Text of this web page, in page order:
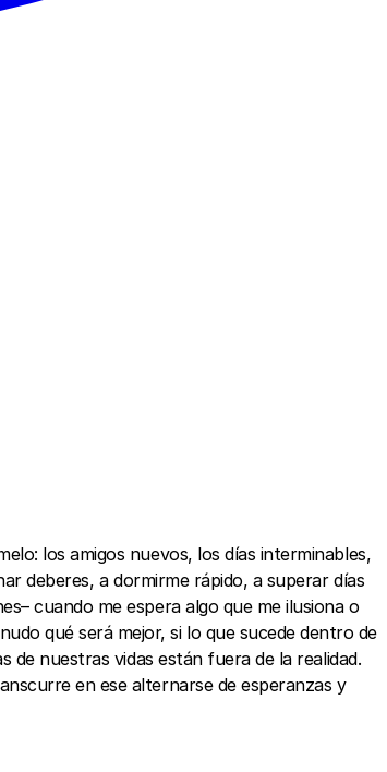
los amigos nuevos, los días interminables,
deberes, a dormirme rápido, a superar días
cuando me espera algo que me ilusiona o
qué será mejor, si lo que sucede dentro de
de nuestras vidas están fuera de la realidad.
en ese alternarse de esperanzas y